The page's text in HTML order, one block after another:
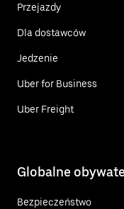
Przejazdy
Dla dostawców
Jedzenie
Uber for Business
Uber Freight
Globalne
Bezpieczeństwo